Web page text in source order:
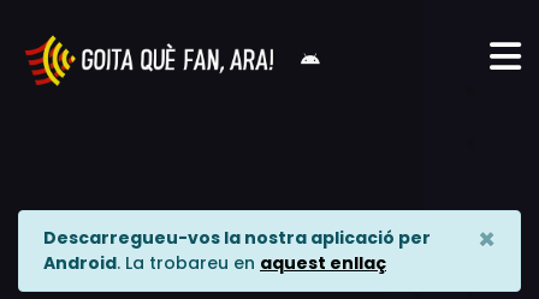
Descarregueu-vos la nostra aplicació per
Android. La trobareu en aquest enllaç
×